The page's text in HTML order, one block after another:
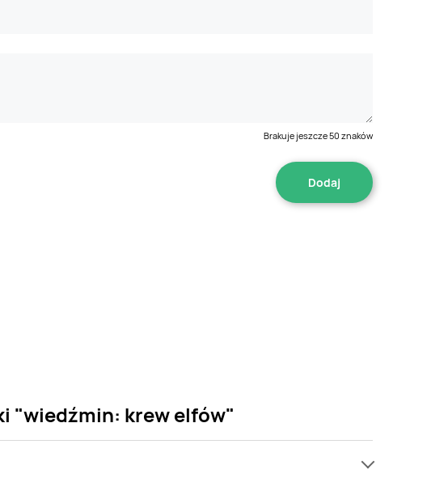
Brakuje jeszcze50 znaków
"wiedźmin: krew elfów"